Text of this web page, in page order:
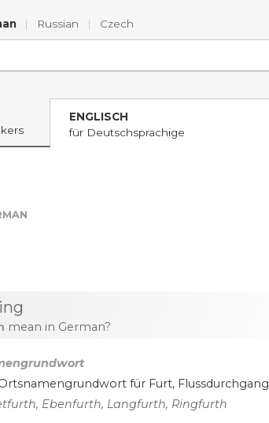
| Russian | Czech
ENGLISCH
für Deutschsprachige
mean in German?
für Furt, Flussdurchgang
, Ebenfurth, Langfurth, Ringfurth